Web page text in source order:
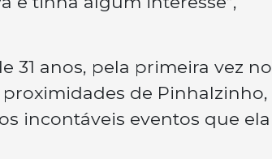
31 anos, pela primeira vez no
de Pinhalzinho,
incontáveis eventos que ela